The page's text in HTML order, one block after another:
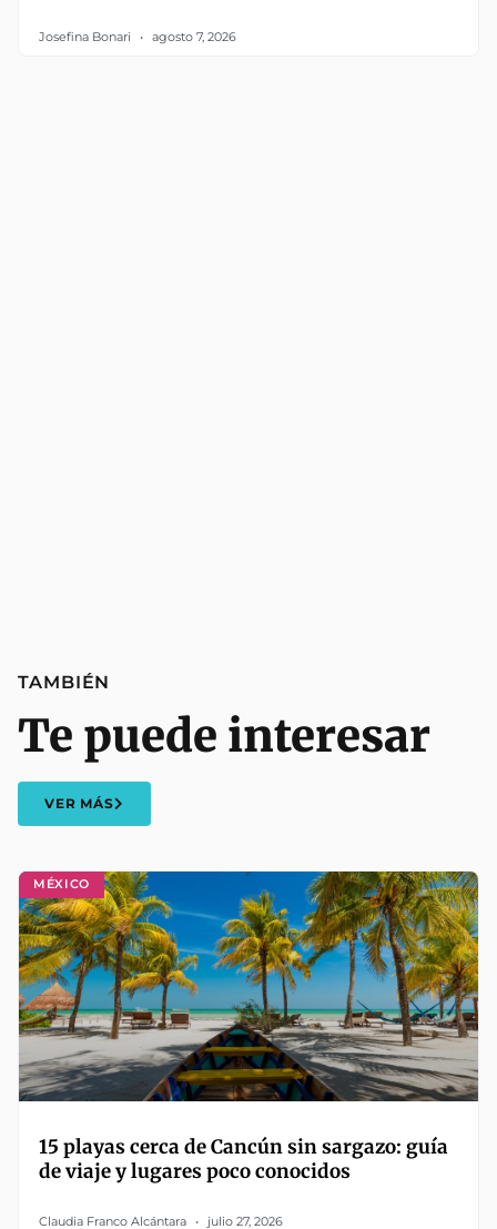
Josefina Bonari agosto 7, 2026
MÉXICO
15 playas cerca de Cancún sin sargazo: guía
de viaje y lugares poco conocidos
Claudia Franco Alcántara julio 27, 2026
TAMBIÉN
Te puede interesar
VER MÁS